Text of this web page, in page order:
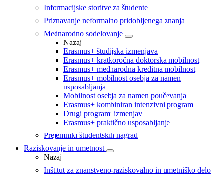
Informacijske storitve za študente
Priznavanje neformalno pridobljenega znanja
Mednarodno sodelovanje
Nazaj
Erasmus+ študijska izmenjava
Erasmus+ kratkoročna doktorska mobilnost
Erasmus+ mednarodna kreditna mobilnost
Erasmus+ mobilnost osebja za namen
usposabljanja
Mobilnost osebja za namen poučevanja
Erasmus+ kombiniran intenzivni program
Drugi programi izmenjav
Erasmus+ praktično usposabljanje
Prejemniki študentskih nagrad
Raziskovanje in umetnost
Nazaj
Inštitut za znanstveno-raziskovalno in umetniško delo